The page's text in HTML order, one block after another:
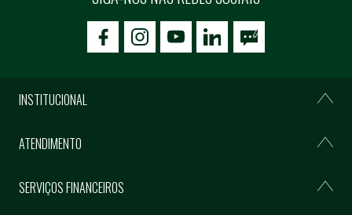
icon-facebookicon-social02icon-social03
INSTITUCIONAL
ATENDIMENTO
SERVIÇOS FINANCEIROS